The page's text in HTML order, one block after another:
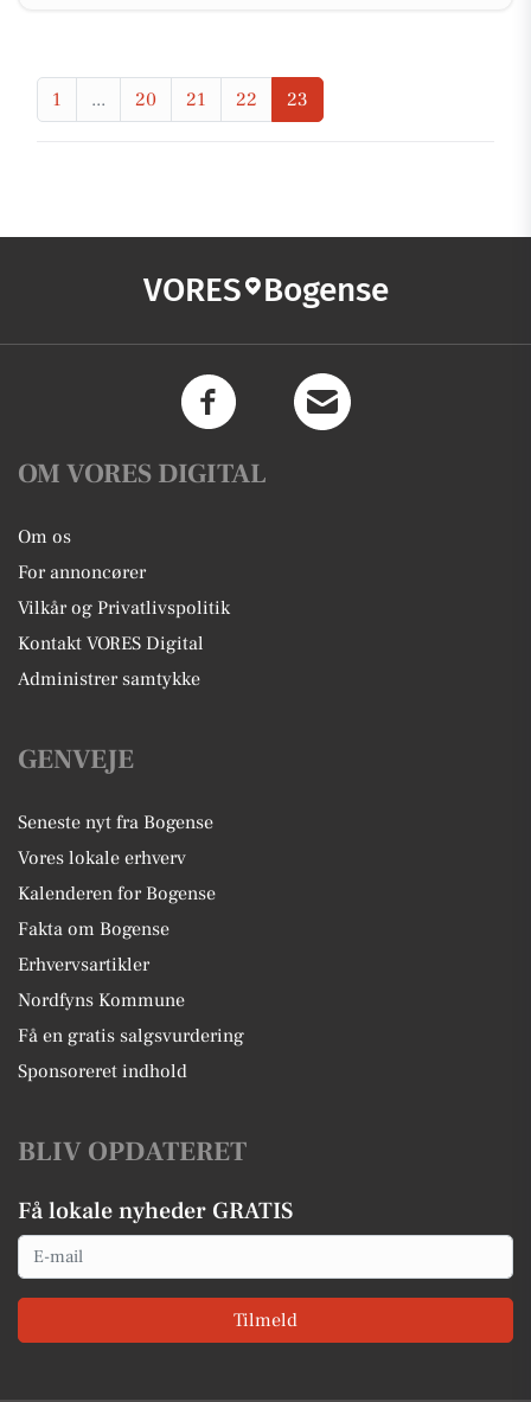
1 ... 20 21 22 23
VORES Bogense
OM VORES DIGITAL
Om os
For annoncører
Vilkår og Privatlivspolitik
Kontakt VORES Digital
Administrer samtykke
GENVEJE
Seneste nyt fra Bogense
Vores lokale erhverv
Kalenderen for Bogense
Fakta om Bogense
Erhvervsartikler
Nordfyns Kommune
Få en gratis salgsvurdering
Sponsoreret indhold
BLIV OPDATERET
Få lokale nyheder GRATIS
Email
Tilmeld